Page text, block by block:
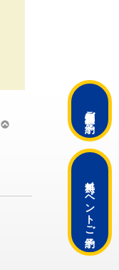
ご予約
無料イベント
ご予約